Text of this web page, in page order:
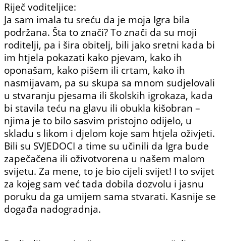
Riječ voditeljice:
Ja sam imala tu sreću da je moja Igra bila
podržana. Šta to znači? To znači da su moji
roditelji, pa i šira obitelj, bili jako sretni kada bi
im htjela pokazati kako pjevam, kako ih
oponašam, kako pišem ili crtam, kako ih
nasmijavam, pa su skupa sa mnom sudjelovali
u stvaranju pjesama ili školskih igrokaza, kada
bi stavila teću na glavu ili obukla kišobran –
njima je to bilo sasvim pristojno odijelo, u
skladu s likom i djelom koje sam htjela oživjeti.
Bili su SVJEDOCI a time su učinili da Igra bude
zapečačena ili oživotvorena u našem malom
svijetu. Za mene, to je bio cijeli svijet! I to svijet
za kojeg sam već tada dobila dozvolu i jasnu
poruku da ga umijem sama stvarati. Kasnije se
događa nadogradnja.